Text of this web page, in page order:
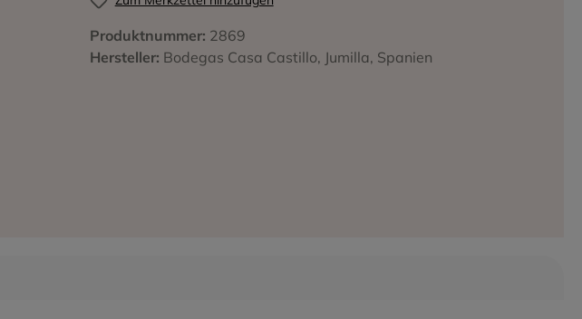
Utiel-Requena
Hondarrabi ZuriProduktnummer: 2869
Hersteller: Bodegas Casa Castillo, Jumilla, Spanien